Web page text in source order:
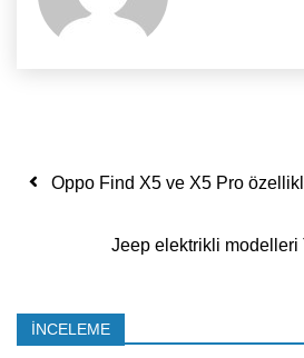
Yazı dolaşımı
Oppo Find X5 ve X5 Pro
Jeep elektrikli modelleri
İNCELEME